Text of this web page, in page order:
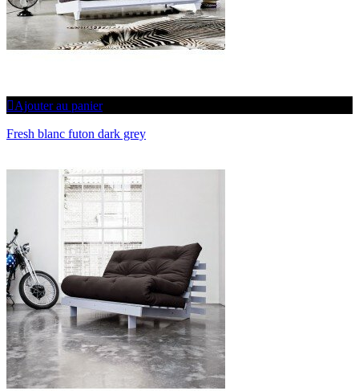
Ajouter au panier
Fresh blanc futon dark grey